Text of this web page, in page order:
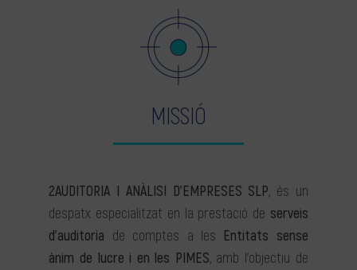
MISSIÓ
2AUDITORIA I ANÀLISI D’EMPRESES SLP, és un
despatx especialitzat en la prestació de serveis
d’auditoria de comptes a les Entitats sense
ànim de lucre i en les PIMES, amb l’objectiu de